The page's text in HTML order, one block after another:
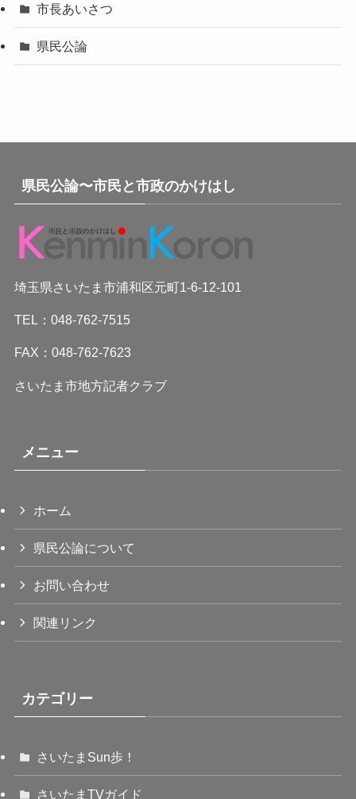
市長あいさつ
県民公論
県民公論〜市民と市政のかけはし
埼玉県さいたま市浦和区元町1-6-12-101
TEL：048-762-7515
FAX：048-762-7623
さいたま市地方記者クラブ
メニュー
ホーム
県民公論について
お問い合わせ
関連リンク
カテゴリー
さいたまSun歩！
さいたまTVガイド